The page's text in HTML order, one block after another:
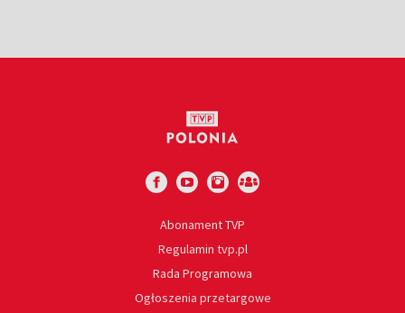
Abonament TVP
Regulamin tvp.pl
Rada Programowa
Ogłoszenia przetargowe